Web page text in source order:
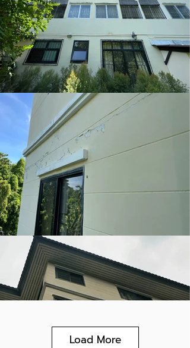
Load More